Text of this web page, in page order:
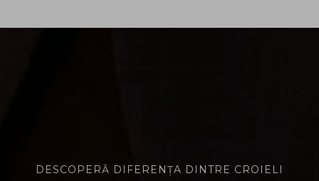
DESCOPERĂ DIFERENȚA DINTRE CROIELI